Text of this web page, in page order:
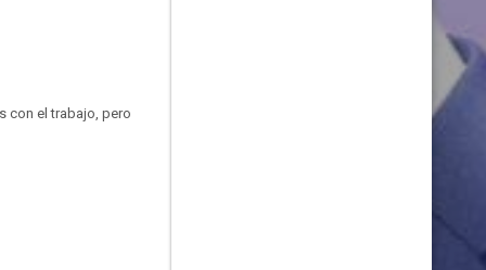
con el trabajo, pero